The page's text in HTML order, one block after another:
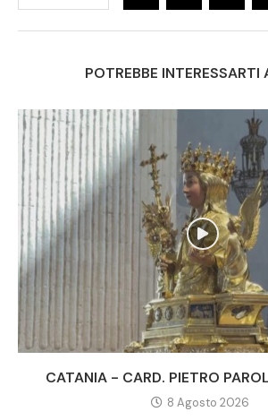
POTREBBE INTERESSARTI
CATANIA - CARD. PIETRO
8 Agosto 2026